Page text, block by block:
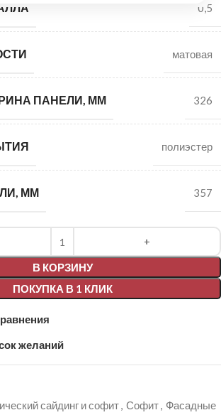
0,5
матовая
ПАНЕЛИ, ММ 326
полиэстер
ММ 357
В КОРЗИНУ
ПОКУПКА В 1 КЛИК
желаний
сайдинг и софит, Софит, Фасадные